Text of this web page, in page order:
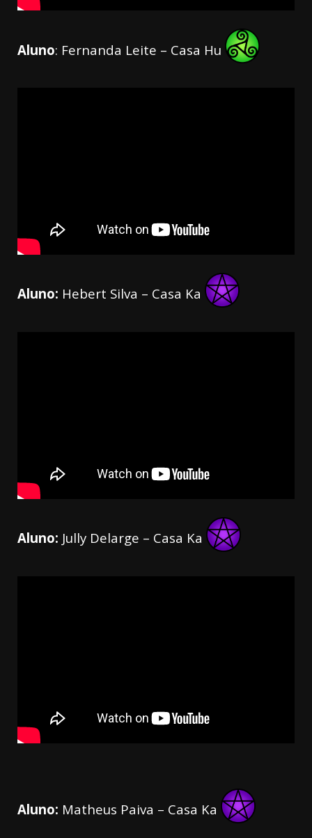
Aluno: Fernanda Leite – Casa Hu
Aluno: Hebert Silva – Casa Ka
Aluno: Jully Delarge – Casa Ka
Aluno: Matheus Paiva – Casa Ka